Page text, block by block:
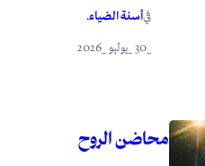
فيأسنة الضياء.
محاضن الروح